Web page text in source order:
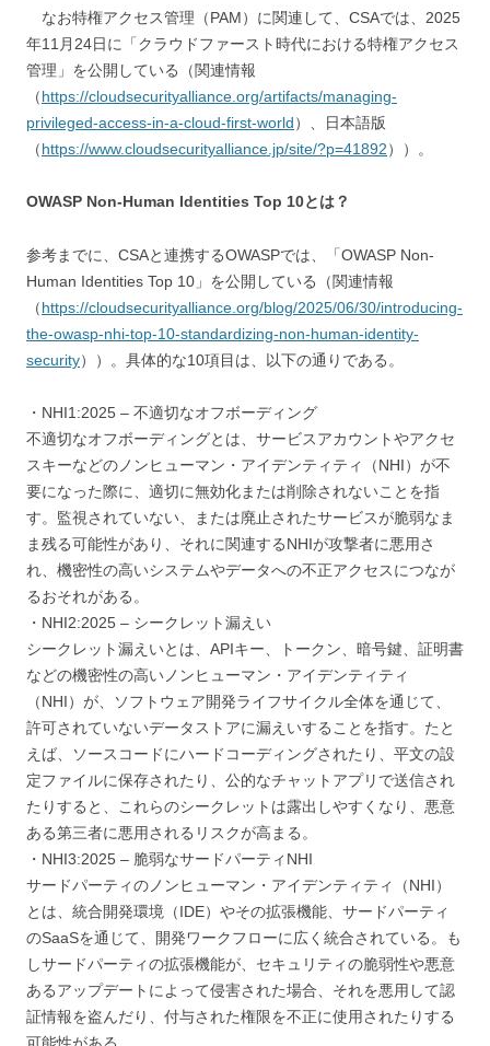
なお特権アクセス管理（PAM）に関連して、CSAでは、2025
年11月24日に「クラウドファースト時代における特権アクセス
管理」を公開している（関連情報
（https://cloudsecurityalliance.org/artifacts/managing-
privileged-access-in-a-cloud-first-world）、日本語版
（https://www.cloudsecurityalliance.jp/site/?p=41892））。
OWASP Non-Human Identities Top 10とは？
参考までに、CSAと連携するOWASPでは、「OWASP Non-
Human Identities Top 10」を公開している（関連情報
（https://cloudsecurityalliance.org/blog/2025/06/30/introducing-
the-owasp-nhi-top-10-standardizing-non-human-identity-
security））。具体的な10項目は、以下の通りである。
・NHI1:2025 – 不適切なオフボーディング
不適切なオフボーディングとは、サービスアカウントやアクセ
スキーなどのノンヒューマン・アイデンティティ（NHI）が不
要になった際に、適切に無効化または削除されないことを指
す。監視されていない、または廃止されたサービスが脆弱なま
ま残る可能性があり、それに関連するNHIが攻撃者に悪用さ
れ、機密性の高いシステムやデータへの不正アクセスにつなが
るおそれがある。
・NHI2:2025 – シークレット漏えい
シークレット漏えいとは、APIキー、トークン、暗号鍵、証明書
などの機密性の高いノンヒューマン・アイデンティティ
（NHI）が、ソフトウェア開発ライフサイクル全体を通じて、
許可されていないデータストアに漏えいすることを指す。たと
えば、ソースコードにハードコーディングされたり、平文の設
定ファイルに保存されたり、公的なチャットアプリで送信され
たりすると、これらのシークレットは露出しやすくなり、悪意
ある第三者に悪用されるリスクが高まる。
・NHI3:2025 – 脆弱なサードパーティNHI
サードパーティのノンヒューマン・アイデンティティ（NHI）
とは、統合開発環境（IDE）やその拡張機能、サードパーティ
のSaaSを通じて、開発ワークフローに広く統合されている。も
しサードパーティの拡張機能が、セキュリティの脆弱性や悪意
あるアップデートによって侵害された場合、それを悪用して認
証情報を盗んだり、付与された権限を不正に使用されたりする
可能性がある。